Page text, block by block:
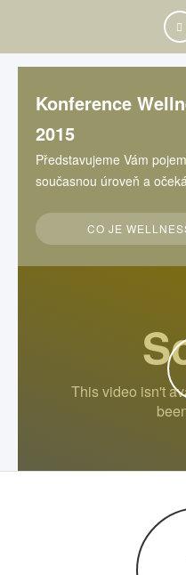
Konference
2015
Představujeme Vám
současnou úroveň a
CO JE